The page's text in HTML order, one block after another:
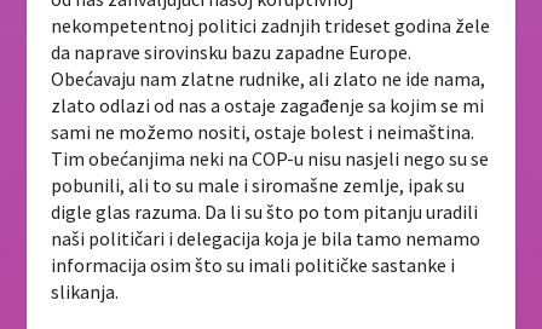
nekompetentnoj politici zadnjih trideset godina žele
da naprave sirovinsku bazu zapadne Europe.
Obećavaju nam zlatne rudnike, ali zlato ne ide nama,
zlato odlazi od nas a ostaje zagađenje sa kojim se mi
sami ne možemo nositi, ostaje bolest i neimaština.
Tim obećanjima neki na COP-u nisu nasjeli nego su se
pobunili, ali to su male i siromašne zemlje, ipak su
digle glas razuma. Da li su što po tom pitanju uradili
naši političari i delegacija koja je bila tamo nemamo
informacija osim što su imali političke sastanke i
slikanja.